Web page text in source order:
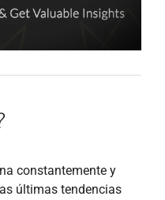
constantemente y
últimas tendencias